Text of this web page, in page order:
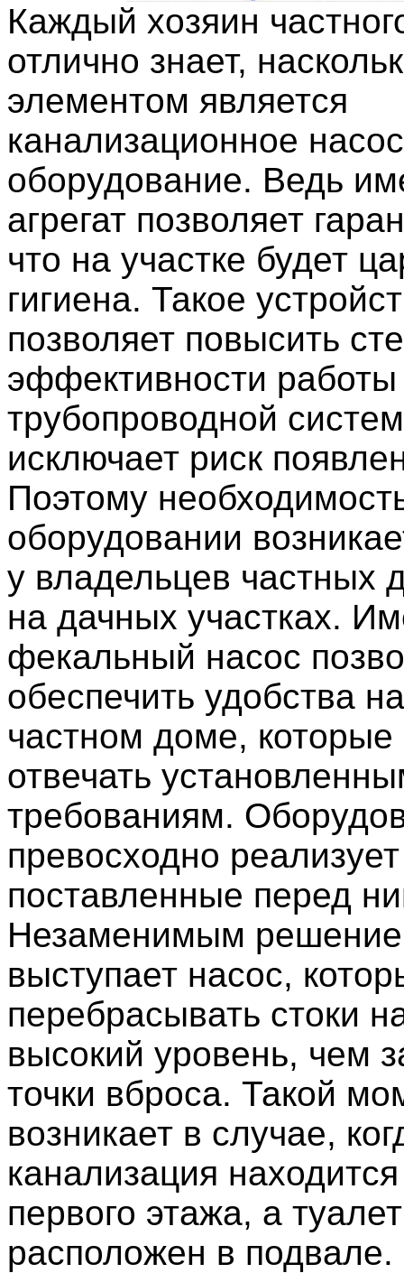
Каждый хозяин
отлично знает,
элементом является
канализационное
оборудование. Ведь
агрегат позволяет
что на участке будет
гигиена. Такое
позволяет повысить
эффективности работы
трубопроводной
исключает риск
Поэтому
оборудовании
у владельцев частных
на дачных участках.
фекальный насос
обеспечить удобства
частном доме, которые
отвечать
требованиям.
превосходно реализует
поставленные перед
Незаменимым
выступает насос,
перебрасывать стоки
высокий уровень, чем
точки вброса. Такой
возникает в случае,
канализация
первого этажа, а туалет
расположен в подвале.